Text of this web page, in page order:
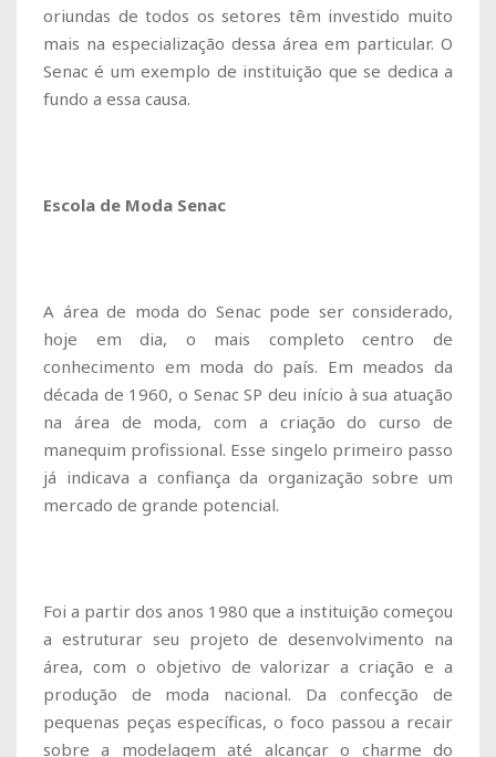
oriundas de todos os setores têm investido muito
mais na especialização dessa área em particular. O
Senac é um exemplo de instituição que se dedica a
fundo a essa causa.
Escola de Moda Senac
A área de moda do Senac pode ser considerado,
hoje em dia, o mais completo centro de
conhecimento em moda do país. Em meados da
década de 1960, o Senac SP deu início à sua atuação
na área de moda, com a criação do curso de
manequim profissional. Esse singelo primeiro passo
já indicava a confiança da organização sobre um
mercado de grande potencial.
Foi a partir dos anos 1980 que a instituição começou
a estruturar seu projeto de desenvolvimento na
área, com o objetivo de valorizar a criação e a
produção de moda nacional. Da confecção de
pequenas peças específicas, o foco passou a recair
sobre a modelagem até alcançar o charme do